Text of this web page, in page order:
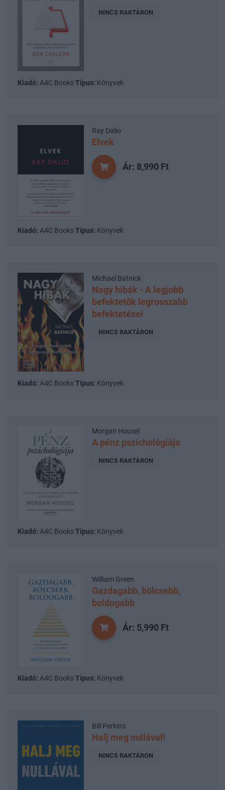
NINCS RAKTÁRON
Kiadó: A4C BooksTípus: Könyvek
Ray Dalio
Elvek
Ár: 8,990 Ft
Kiadó: A4C BooksTípus: Könyvek
Michael Batnick
Nagy hibák - A legjobb
befektetők legrosszabb
befektetései
NINCS RAKTÁRON
Kiadó: A4C BooksTípus: Könyvek
Morgan Housel
A pénz pszichológiája
NINCS RAKTÁRON
Kiadó: A4C BooksTípus: Könyvek
William Green
Gazdagabb, bölcsebb,
boldogabb
Ár: 5,990 Ft
Kiadó: A4C BooksTípus: Könyvek
Bill Perkins
Halj meg nullával!
NINCS RAKTÁRON